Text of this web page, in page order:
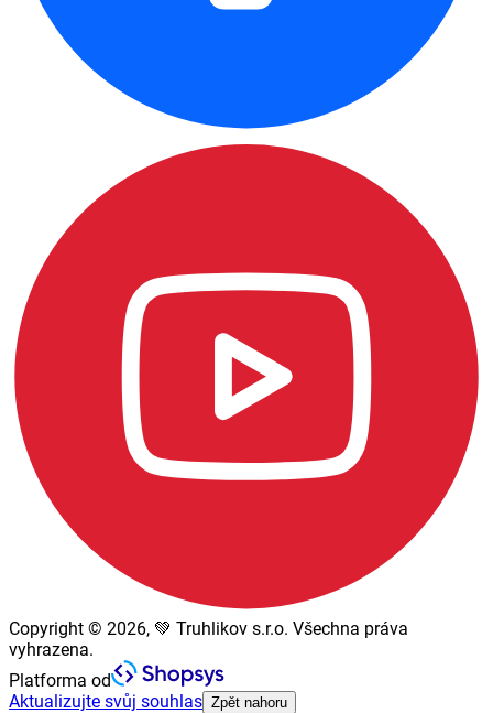
Copyright © 2026, 💚 Truhlikov s.r.o. Všechna práva
vyhrazena.
Platforma od
Aktualizujte svůj souhlas Zpět nahoru